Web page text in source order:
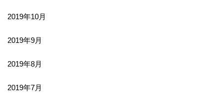
2019年10月
2019年9月
2019年8月
2019年7月